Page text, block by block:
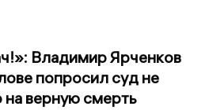
Владимир Ярченков
попросил суд не
на верную смерть